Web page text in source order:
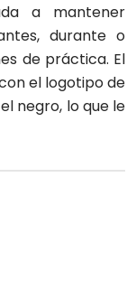
a mantener
durante o
de práctica. El
el logotipo de
negro, lo que le